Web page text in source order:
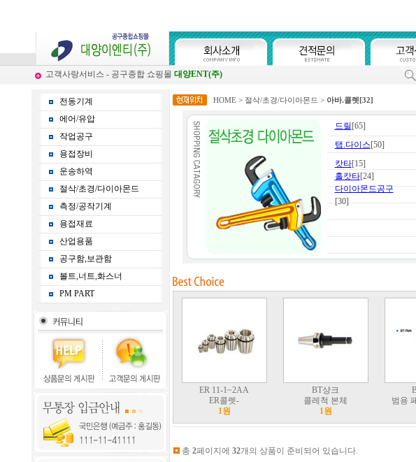
고객사랑서비스 - 공구종합 쇼핑몰 대양ENT(주)
전동기계
에어/유압
작업공구
용접장비
운송하역
절삭/초경/다이아몬드
측정/공작기계
용접재료
산업용품
공구함,보관함
볼트,너트,화스너
PM PART
HOME > 절삭/초경/다이아몬드 > 아바.콜렛[32]
드릴 [65]
탭.다이스 [50]
캇타[15]
홀캇타[24]
다이아몬드공구
[30]
ER 11-1~2AA
ER콜렛-
1원
BT샹크
콜레척 본체
1원
범용
총 2페이지에 32개의 상품이 준비되어 있습니다.